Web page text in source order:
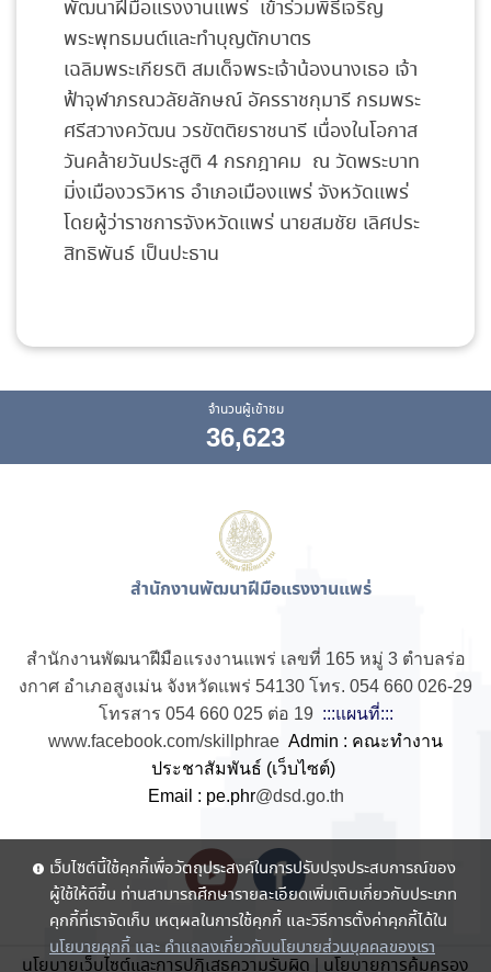
พัฒนาฝีมือแรงงานแพร่ เข้าร่วมพิธีเจริญ
พระพุทธมนต์และทำบุญตักบาตร
เฉลิมพระเกียรติ สมเด็จพระเจ้าน้องนางเธอ เจ้า
ฟ้าจุฬาภรณวลัยลักษณ์ อัครราชกุมารี กรมพระ
ศรีสวางควัฒน วรขัตติยราชนารี เนื่องในโอกาส
วันคล้ายวันประสูติ 4 กรกฎาคม ณ วัดพระบาท
มิ่งเมืองวรวิหาร อำเภอเมืองแพร่ จังหวัดแพร่
โดยผู้ว่าราชการจังหวัดแพร่ นายสมชัย เลิศประ
สิทธิพันธ์ เป็นปะธาน
จำนวนผู้เข้าชม
36,623
สำนักงานพัฒนาฝีมือแรงงานแพร่
สำนักงานพัฒนาฝีมือแรงงานแพร่ เลขที่ 165 หมู่ 3 ตำบลร่อ
งกาศ อำเภอสูงเม่น จังหวัดแพร่ 54130 โทร. 054 660 026-29
โทรสาร 054 660 025 ต่อ 19 :::แผนที่:::
www.facebook.com/skillphrae Admin : คณะทำงาน
ประชาสัมพันธ์ (เว็บไซต์)
Email : pe.phr@dsd.go.th
นโยบายเว็บไซต์และการปฏิเสธความรับผิด | นโยบายการคุ้มครอง
เว็บไซต์นี้ใช้คุกกี้เพื่อวัตถุประสงค์ในการปรับปรุงประสบการณ์ของ
ผู้ใช้ให้ดีขึ้น ท่านสามารถศึกษารายละเอียดเพิ่มเติมเกี่ยวกับประเภท
คุกกี้ที่เราจัดเก็บ เหตุผลในการใช้คุกกี้ และวิธีการตั้งค่าคุกกี้ได้ใน
นโยบายคุกกี้ และ คำแถลงเกี่ยวกับนโยบายส่วนบุคคลของเรา